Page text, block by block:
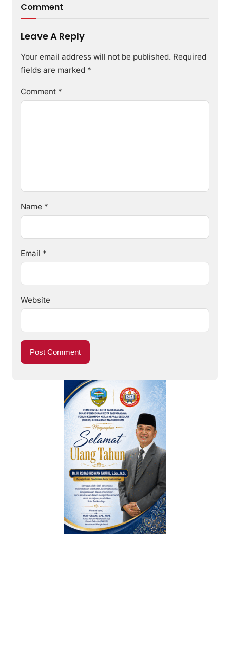
Comment
Leave A Reply
Your email address will not be published. Required
fields are marked *
Comment *
Name *
Email *
Website